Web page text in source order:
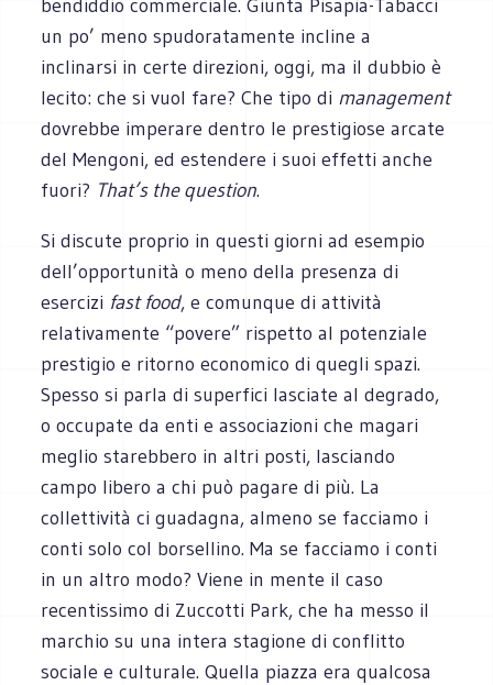
bendiddio commerciale. Giunta Pisapia-Tabacci
un po’ meno spudoratamente incline a
inclinarsi in certe direzioni, oggi, ma il dubbio è
lecito: che si vuol fare? Che tipo di management
dovrebbe imperare dentro le prestigiose arcate
del Mengoni, ed estendere i suoi effetti anche
fuori? That’s the question.
Si discute proprio in questi giorni ad esempio
dell’opportunità o meno della presenza di
esercizi fast food, e comunque di attività
relativamente “povere” rispetto al potenziale
prestigio e ritorno economico di quegli spazi.
Spesso si parla di superfici lasciate al degrado,
o occupate da enti e associazioni che magari
meglio starebbero in altri posti, lasciando
campo libero a chi può pagare di più. La
collettività ci guadagna, almeno se facciamo i
conti solo col borsellino. Ma se facciamo i conti
in un altro modo? Viene in mente il caso
recentissimo di Zuccotti Park, che ha messo il
marchio su una intera stagione di conflitto
sociale e culturale. Quella piazza era qualcosa